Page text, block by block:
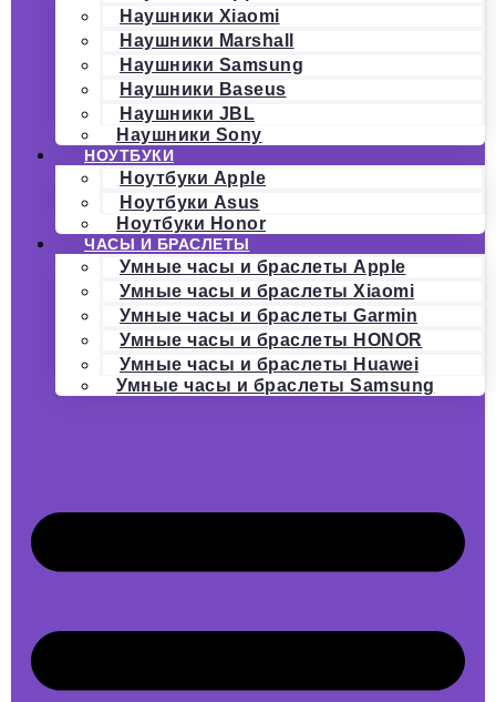
Наушники Xiaomi
Наушники Marshall
Наушники Samsung
Наушники Baseus
Наушники JBL
Наушники Sony
НОУТБУКИ
Ноутбуки Apple
Ноутбуки Asus
Ноутбуки Honor
ЧАСЫ И БРАСЛЕТЫ
Умные часы и браслеты Apple
Умные часы и браслеты Xiaomi
Умные часы и браслеты Garmin
Умные часы и браслеты HONOR
Умные часы и браслеты Huawei
Умные часы и браслеты Samsung